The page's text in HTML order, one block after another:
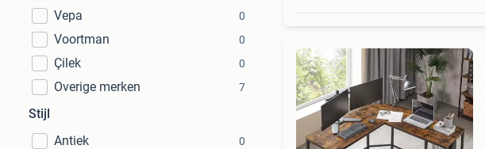
Vepa 0
Voortman 0
Çilek 0
Overige merken 7
Stijl
Antiek
0